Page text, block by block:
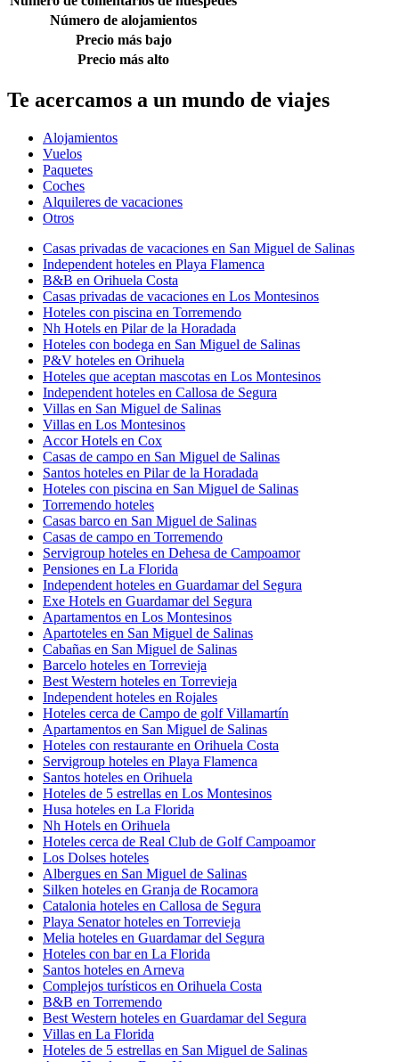
Número de alojamientos
Precio más bajo
Precio más alto
Te acercamos a un mundo de viajes
Alojamientos
Vuelos
Paquetes
Coches
Alquileres de vacaciones
Otros
Casas privadas de vacaciones en San Miguel de Salinas
Independent hoteles en Playa Flamenca
B&B en Orihuela Costa
Casas privadas de vacaciones en Los Montesinos
Hoteles con piscina en Torremendo
Nh Hotels en Pilar de la Horadada
Hoteles con bodega en San Miguel de Salinas
P&V hoteles en Orihuela
Hoteles que aceptan mascotas en Los Montesinos
Independent hoteles en Callosa de Segura
Villas en San Miguel de Salinas
Villas en Los Montesinos
Accor Hotels en Cox
Casas de campo en San Miguel de Salinas
Santos hoteles en Pilar de la Horadada
Hoteles con piscina en San Miguel de Salinas
Torremendo hoteles
Casas barco en San Miguel de Salinas
Casas de campo en Torremendo
Servigroup hoteles en Dehesa de Campoamor
Pensiones en La Florida
Independent hoteles en Guardamar del Segura
Exe Hotels en Guardamar del Segura
Apartamentos en Los Montesinos
Apartoteles en San Miguel de Salinas
Cabañas en San Miguel de Salinas
Barcelo hoteles en Torrevieja
Best Western hoteles en Torrevieja
Independent hoteles en Rojales
Hoteles cerca de Campo de golf Villamartín
Apartamentos en San Miguel de Salinas
Hoteles con restaurante en Orihuela Costa
Servigroup hoteles en Playa Flamenca
Santos hoteles en Orihuela
Hoteles de 5 estrellas en Los Montesinos
Husa hoteles en La Florida
Nh Hotels en Orihuela
Hoteles cerca de Real Club de Golf Campoamor
Los Dolses hoteles
Albergues en San Miguel de Salinas
Silken hoteles en Granja de Rocamora
Catalonia hoteles en Callosa de Segura
Playa Senator hoteles en Torrevieja
Melia hoteles en Guardamar del Segura
Hoteles con bar en La Florida
Santos hoteles en Arneva
Complejos turísticos en Orihuela Costa
B&B en Torremendo
Best Western hoteles en Guardamar del Segura
Villas en La Florida
Hoteles de 5 estrellas en San Miguel de Salinas